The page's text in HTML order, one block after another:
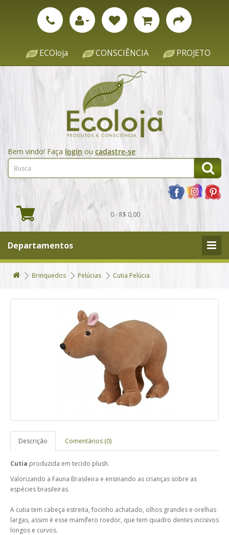
ECOloja CONSCIÊNCIA PROJETO
Bem vindo! Faça login ou cadastre-se
0 - R$ 0,00
Departamentos
Brinquedos Pelúcias Cutia Pelúcia
Descrição Comentários (0)
Cutia produzida em tecido plush.
Valorizando a Fauna Brasileira e ensinando as crianças sobre as
espécies brasileiras.
A cutia tem cabeça estreita, focinho achatado, olhos grandes e orelhas
largas, assim é esse mamífero roedor, que tem quadro dentes incisivos
longos e curvos.